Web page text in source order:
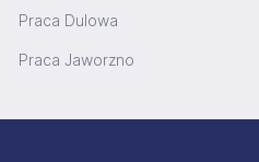
Praca Dulowa
Praca Jaworzno